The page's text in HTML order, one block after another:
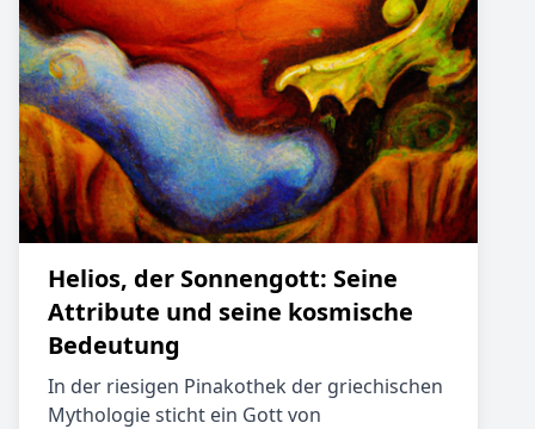
Helios, der Sonnengott: Seine
Attribute und seine kosmische
Bedeutung
In der riesigen Pinakothek der griechischen
Mythologie sticht ein Gott von